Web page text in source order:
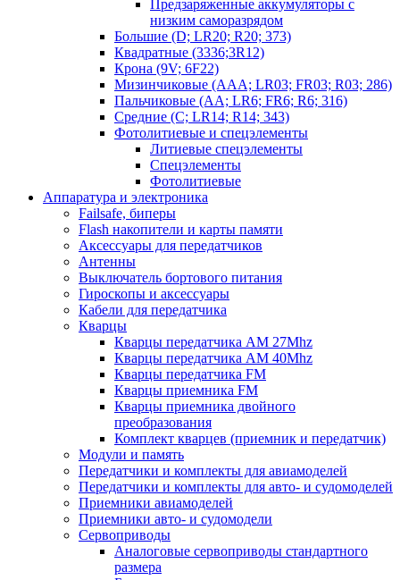
Предзаряженные аккумуляторы с
низким саморазрядом
Большие (D; LR20; R20; 373)
Квадратные (3336;3R12)
Крона (9V; 6F22)
Мизинчиковые (AAA; LR03; FR03; R03; 286)
Пальчиковые (AA; LR6; FR6; R6; 316)
Средние (C; LR14; R14; 343)
Фотолитиевые и спецэлементы
Литиевые спецэлементы
Спецэлементы
Фотолитиевые
Аппаратура и электроника
Failsafe, биперы
Flash накопители и карты памяти
Аксессуары для передатчиков
Антенны
Выключатель бортового питания
Гироскопы и аксессуары
Кабели для передатчика
Кварцы
Кварцы передатчика AM 27Mhz
Кварцы передатчика AM 40Mhz
Кварцы передатчика FM
Кварцы приемника FM
Кварцы приемника двойного
преобразования
Комплект кварцев (приемник и передатчик)
Модули и память
Передатчики и комплекты для авиамоделей
Передатчики и комплекты для авто- и судомоделей
Приемники авиамоделей
Приемники авто- и судомодели
Сервоприводы
Аналоговые сервоприводы стандартного
размера